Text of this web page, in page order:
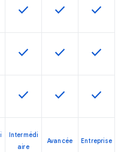
fonctionnalité est disponible
Cette fonctionnalité est
check Cette
check Cette
check
fonctionnalité est disponible
Cette fonctionnalité est
check Cette
check Cette
check
fonctionnalité est disponible
Cette fonctionnalité est
check Cette
check Cette
check
Intermédi
aire
Avancée Entreprise